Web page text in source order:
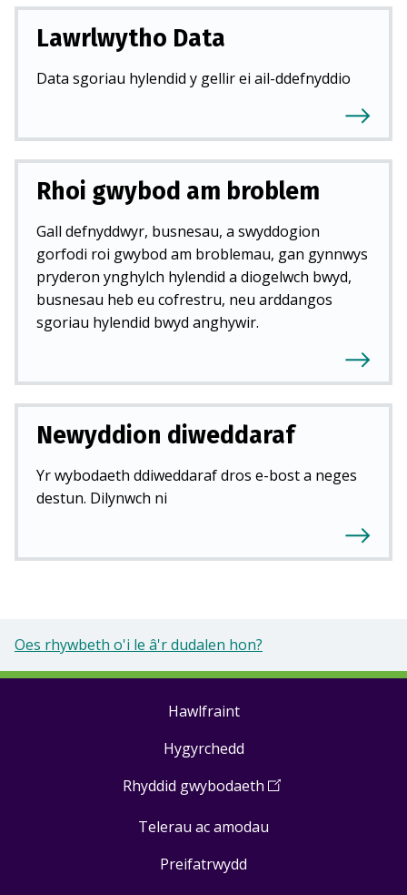
Lawrlwytho Data
Data sgoriau hylendid y gellir ei ail-ddefnyddio
Rhoi gwybod am broblem
Gall defnyddwyr, busnesau, a swyddogion
gorfodi roi gwybod am broblemau, gan gynnwys
pryderon ynghylch hylendid a diogelwch bwyd,
busnesau heb eu cofrestru, neu arddangos
sgoriau hylendid bwyd anghywir.
Newyddion diweddaraf
Yr wybodaeth ddiweddaraf dros e-bost a neges
destun. Dilynwch ni
Oes rhywbeth o'i le â'r dudalen hon?
Hawlfraint
Hygyrchedd
Rhyddid gwybodaeth (Open
a
Telerau ac amodau
Preifatrwydd